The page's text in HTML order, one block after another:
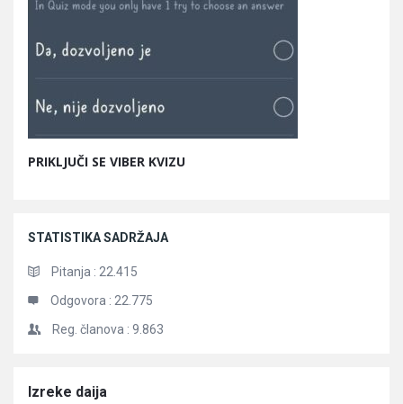
PRIKLJUČI SE VIBER KVIZU
STATISTIKA SADRŽAJA
Pitanja : 22.415
Odgovora : 22.775
Reg. članova : 9.863
Članci
Izreke daija